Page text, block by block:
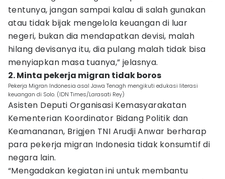
tentunya, jangan sampai kalau di salah gunakan
atau tidak bijak mengelola keuangan di luar
negeri, bukan dia mendapatkan devisi, malah
hilang devisanya itu, dia pulang malah tidak bisa
menyiapkan masa tuanya,” jelasnya.
2. Minta pekerja migran tidak boros
Pekerja Migran Indonesia asal Jawa Tenagh mengikuti edukasi literasi
keuangan di Solo. (IDN Times/Larasati Rey)
Asisten Deputi Organisasi Kemasyarakatan
Kementerian Koordinator Bidang Politik dan
Keamananan, Brigjen TNI Arudji Anwar berharap
para pekerja migran Indonesia tidak konsumtif di
negara lain.
“Mengadakan kegiatan ini untuk membantu